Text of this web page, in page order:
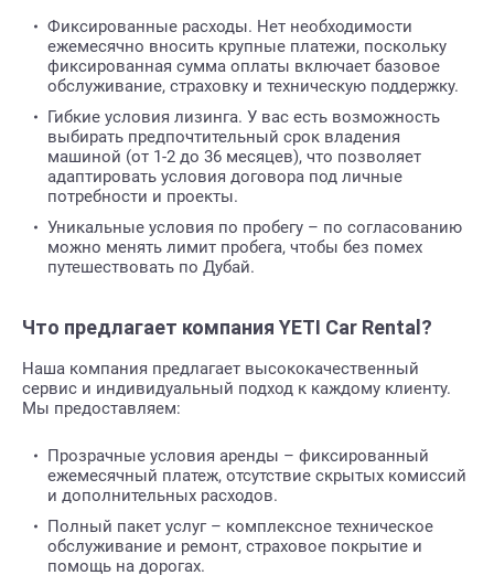
Фиксированные расходы. Нет необходимости
ежемесячно вносить крупные платежи, поскольку
фиксированная сумма оплаты включает базовое
обслуживание, страховку и техническую поддержку.
Гибкие условия лизинга. У вас есть возможность
выбирать предпочтительный срок владения
машиной (от 1-2 до 36 месяцев), что позволяет
адаптировать условия договора под личные
потребности и проекты.
Уникальные условия по пробегу – по согласованию
можно менять лимит пробега, чтобы без помех
путешествовать по Дубай.
Что предлагает компания YETI Car Rental?
Наша компания предлагает высококачественный
сервис и индивидуальный подход к каждому клиенту.
Мы предоставляем:
Прозрачные условия аренды – фиксированный
ежемесячный платеж, отсутствие скрытых комиссий
и дополнительных расходов.
Полный пакет услуг – комплексное техническое
обслуживание и ремонт, страховое покрытие и
помощь на дорогах.